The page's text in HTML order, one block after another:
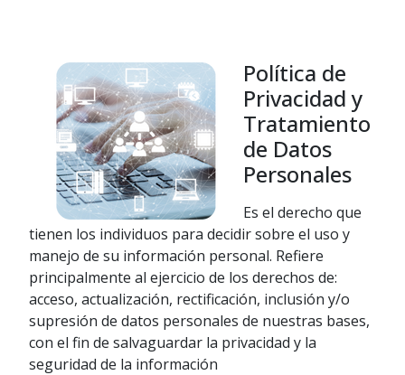
Política de
Privacidad y
Tratamiento
de Datos
Personales
Es el derecho que
tienen los individuos para decidir sobre el uso y
manejo de su información personal. Refiere
principalmente al ejercicio de los derechos de:
acceso, actualización, rectificación, inclusión y/o
supresión de datos personales de nuestras bases,
con el fin de salvaguardar la privacidad y la
seguridad de la información